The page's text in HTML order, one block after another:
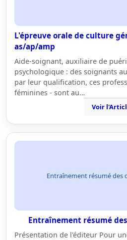
L'épreuve orale de culture
as/ap/amp
Aide-soignant, auxiliaire de
psychologique : des soignants
par leur qualification, ces
féminines - sont au…
Voir
Entraînement résumé des
Entraînement résumé
Présentation de l'éditeur Pour